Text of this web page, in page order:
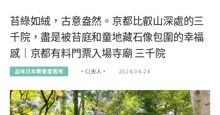
苔綠如絨，古意盎然。京都比叡山深處的三
千院，盡是被苔庭和童地藏石像包圍的幸福
感｜京都有料門票入場寺廟 三千院
品味日本輕奢度假地 。CJ夫人。 2024-04-24